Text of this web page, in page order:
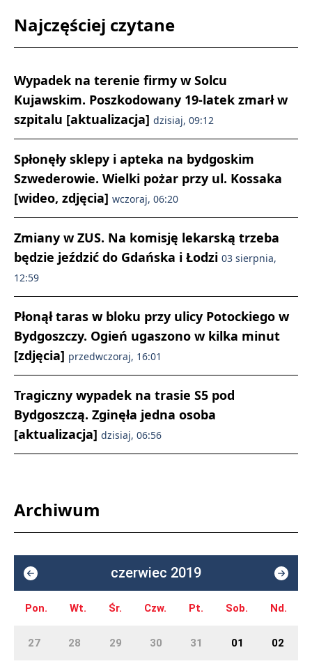
Najczęściej czytane
Wypadek na terenie firmy w Solcu
Kujawskim. Poszkodowany 19-latek zmarł w
szpitalu [aktualizacja] dzisiaj, 09:12
Spłonęły sklepy i apteka na bydgoskim
Szwederowie. Wielki pożar przy ul. Kossaka
[wideo, zdjęcia] wczoraj, 06:20
Zmiany w ZUS. Na komisję lekarską trzeba
będzie jeździć do Gdańska i Łodzi 03 sierpnia,
12:59
Płonął taras w bloku przy ulicy Potockiego w
Bydgoszczy. Ogień ugaszono w kilka minut
[zdjęcia] przedwczoraj, 16:01
Tragiczny wypadek na trasie S5 pod
Bydgoszczą. Zginęła jedna osoba
[aktualizacja] dzisiaj, 06:56
Archiwum
czerwiec 2019
Pon. Wt. Śr. Czw. Pt. Sob. Nd.
27 28 29 30 31 01 02